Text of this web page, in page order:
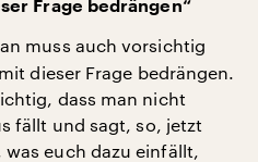
Frage bedrängen“
muss auch vorsichtig
dieser Frage bedrängen.
dass man nicht
fällt und sagt, so, jetzt
was euch dazu einfällt,